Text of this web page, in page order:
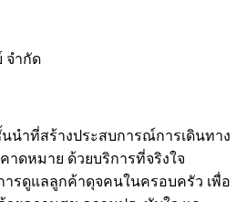
จำกัด
นำที่สร้างประสบการณ์การเดินทาง
าดหมาย ด้วยบริการที่จริงใจ
รดูแลลูกค้าดุจคนในครอบครัว เพื่อ